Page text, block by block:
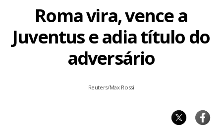
Roma vira, vence a
Juventus e adia título do
adversário
Reuters/Max Rossi